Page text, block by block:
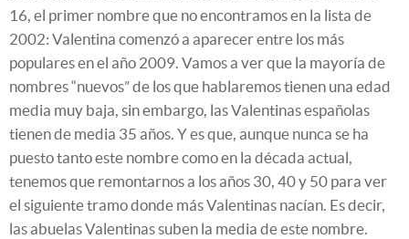
16, el primer nombre que no encontramos en la lista de
2002: Valentina comenzó a aparecer entre los más
populares en el año 2009. Vamos a ver que la mayoría de
nombres “nuevos” de los que hablaremos tienen una edad
media muy baja, sin embargo, las Valentinas españolas
tienen de media 35 años. Y es que, aunque nunca se ha
puesto tanto este nombre como en la década actual,
tenemos que remontarnos a los años 30, 40 y 50 para ver
el siguiente tramo donde más Valentinas nacían. Es decir,
las abuelas Valentinas suben la media de este nombre.